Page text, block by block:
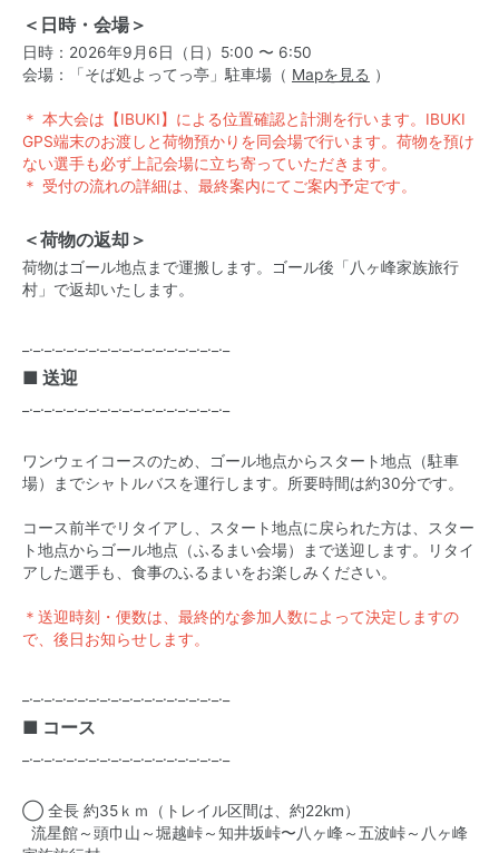
＜日時・会場＞
日時：2026年9月6日（日）5:00 〜 6:50
会場：「そば処よってっ亭」駐車場（ Mapを見る ）
＊ 本大会は【IBUKI】による位置確認と計測を行います。IBUKI
GPS端末のお渡しと荷物預かりを同会場で行います。荷物を預け
ない選手も必ず上記会場に立ち寄っていただきます。
＊ 受付の流れの詳細は、最終案内にてご案内予定です。
＜荷物の返却＞
荷物はゴール地点まで運搬します。ゴール後「八ヶ峰家族旅行
村」で返却いたします。
_._._._._._._._._._._._._._._._._._._
■ 送迎
_._._._._._._._._._._._._._._._._._._
ワンウェイコースのため、ゴール地点からスタート地点（駐車
場）までシャトルバスを運行します。所要時間は約30分です。
コース前半でリタイアし、スタート地点に戻られた方は、スター
ト地点からゴール地点（ふるまい会場）まで送迎します。リタイ
アした選手も、食事のふるまいをお楽しみください。
＊送迎時刻・便数は、最終的な参加人数によって決定しますの
で、後日お知らせします。
_._._._._._._._._._._._._._._._._._._
■ コース
_._._._._._._._._._._._._._._._._._._
◯ 全長 約35ｋｍ（トレイル区間は、約22km）
流星館～頭巾山～堀越峠～知井坂峠〜八ヶ峰～五波峠～八ヶ峰